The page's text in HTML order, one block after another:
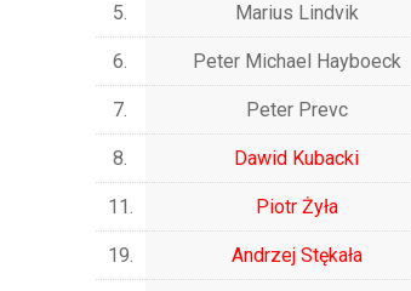
5. Marius Lindvik
6. Peter Michael Hayboeck
7. Peter Prevc
8. Dawid Kubacki
11. Piotr Żyła
19. Andrzej Stękała